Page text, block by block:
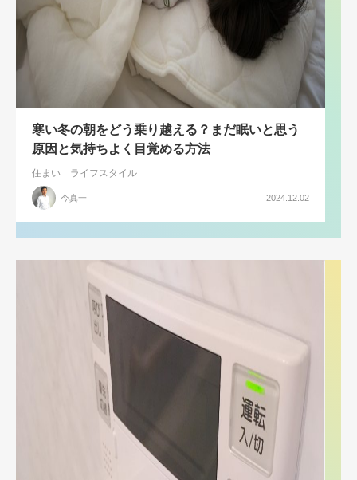
寒い冬の朝をどう乗り越える？まだ眠いと思う
原因と気持ちよく目覚める方法
住まい ライフスタイル
今真一 2024.12.02